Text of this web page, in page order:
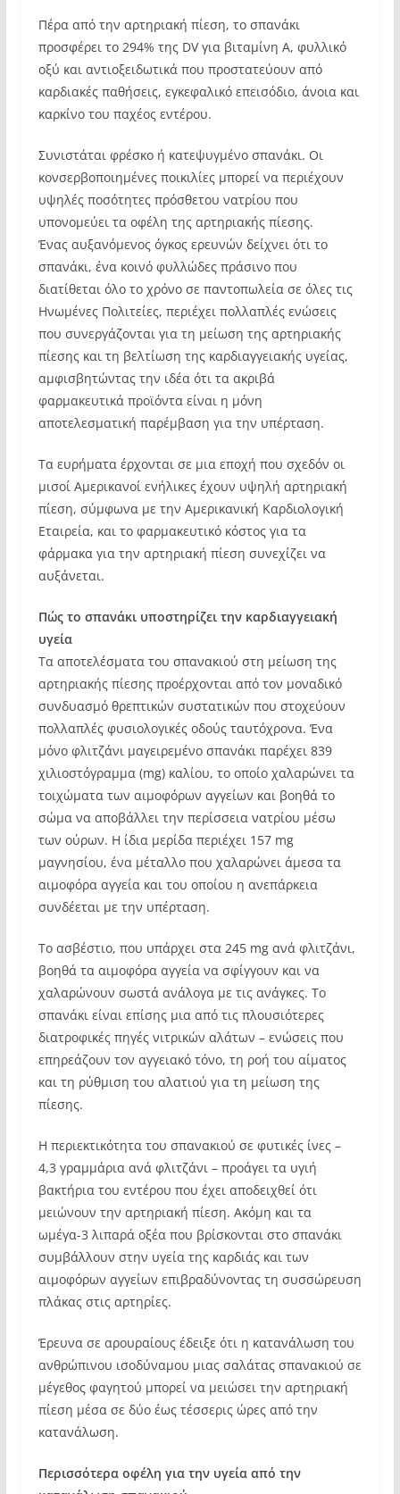
Πέρα από την αρτηριακή πίεση, το σπανάκι
προσφέρει το 294% της DV για βιταμίνη Α, φυλλικό
οξύ και αντιοξειδωτικά που προστατεύουν από
καρδιακές παθήσεις, εγκεφαλικό επεισόδιο, άνοια και
καρκίνο του παχέος εντέρου.
Συνιστάται φρέσκο ή κατεψυγμένο σπανάκι. Οι
κονσερβοποιημένες ποικιλίες μπορεί να περιέχουν
υψηλές ποσότητες πρόσθετου νατρίου που
υπονομεύει τα οφέλη της αρτηριακής πίεσης.
Ένας αυξανόμενος όγκος ερευνών δείχνει ότι το
σπανάκι, ένα κοινό φυλλώδες πράσινο που
διατίθεται όλο το χρόνο σε παντοπωλεία σε όλες τις
Ηνωμένες Πολιτείες, περιέχει πολλαπλές ενώσεις
που συνεργάζονται για τη μείωση της αρτηριακής
πίεσης και τη βελτίωση της καρδιαγγειακής υγείας,
αμφισβητώντας την ιδέα ότι τα ακριβά
φαρμακευτικά προϊόντα είναι η μόνη
αποτελεσματική παρέμβαση για την υπέρταση.
Τα ευρήματα έρχονται σε μια εποχή που σχεδόν οι
μισοί Αμερικανοί ενήλικες έχουν υψηλή αρτηριακή
πίεση, σύμφωνα με την Αμερικανική Καρδιολογική
Εταιρεία, και το φαρμακευτικό κόστος για τα
φάρμακα για την αρτηριακή πίεση συνεχίζει να
αυξάνεται.
Πώς το σπανάκι υποστηρίζει την καρδιαγγειακή
υγεία
Τα αποτελέσματα του σπανακιού στη μείωση της
αρτηριακής πίεσης προέρχονται από τον μοναδικό
συνδυασμό θρεπτικών συστατικών που στοχεύουν
πολλαπλές φυσιολογικές οδούς ταυτόχρονα. Ένα
μόνο φλιτζάνι μαγειρεμένο σπανάκι παρέχει 839
χιλιοστόγραμμα (mg) καλίου, το οποίο χαλαρώνει τα
τοιχώματα των αιμοφόρων αγγείων και βοηθά το
σώμα να αποβάλλει την περίσσεια νατρίου μέσω
των ούρων. Η ίδια μερίδα περιέχει 157 mg
μαγνησίου, ένα μέταλλο που χαλαρώνει άμεσα τα
αιμοφόρα αγγεία και του οποίου η ανεπάρκεια
συνδέεται με την υπέρταση.
Το ασβέστιο, που υπάρχει στα 245 mg ανά φλιτζάνι,
βοηθά τα αιμοφόρα αγγεία να σφίγγουν και να
χαλαρώνουν σωστά ανάλογα με τις ανάγκες. Το
σπανάκι είναι επίσης μια από τις πλουσιότερες
διατροφικές πηγές νιτρικών αλάτων – ενώσεις που
επηρεάζουν τον αγγειακό τόνο, τη ροή του αίματος
και τη ρύθμιση του αλατιού για τη μείωση της
πίεσης.
Η περιεκτικότητα του σπανακιού σε φυτικές ίνες –
4,3 γραμμάρια ανά φλιτζάνι – προάγει τα υγιή
βακτήρια του εντέρου που έχει αποδειχθεί ότι
μειώνουν την αρτηριακή πίεση. Ακόμη και τα
ωμέγα-3 λιπαρά οξέα που βρίσκονται στο σπανάκι
συμβάλλουν στην υγεία της καρδιάς και των
αιμοφόρων αγγείων επιβραδύνοντας τη συσσώρευση
πλάκας στις αρτηρίες.
Έρευνα σε αρουραίους έδειξε ότι η κατανάλωση του
ανθρώπινου ισοδύναμου μιας σαλάτας σπανακιού σε
μέγεθος φαγητού μπορεί να μειώσει την αρτηριακή
πίεση μέσα σε δύο έως τέσσερις ώρες από την
κατανάλωση.
Περισσότερα οφέλη για την υγεία από την